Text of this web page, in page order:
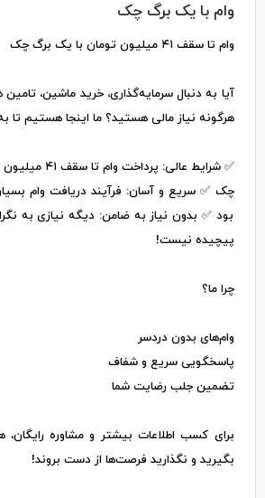
وام با یک برگ چک
وام تا سقف ۴۱ میلیون تومان با یک برگ چک
آیا به دنبال سرمایه‌گذاری، خرید ماشین،
هرگونه نیاز مالی هستید؟ ما اینجا هستیم
✅ شرایط عالی:
چک ✅ سریع و آسان: فرآیند دریافت وام
بود ✅ بدون نیاز به ضامن: دیگه نیازی به
پیچیده نیست!
چرا ما؟
وام‌های بدون دردسر
پاسخگویی سریع و شفاف
تضمین جلب رضایت شما
برای کسب اطلاعات بیشتر و مشاوره رایگان،
بگیرید و نگذارید فرصت‌ها از دست بروند!